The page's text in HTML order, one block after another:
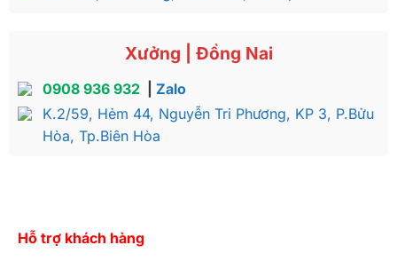
Xưởng | Đồng Nai
0908 936 932
Zalo
K.2/59, Hẻm 44, Nguyễn Tri Phương, KP 3, P.Bửu
Hòa, Tp.Biên Hòa
Hỗ trợ khách hàng